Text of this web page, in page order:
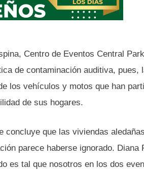
Centro de Eventos Central
de contaminación auditiva, pues,
los vehículos y motos que han
de sus hogares.
concluye que las viviendas
parece haberse ignorado. Diana
es tal que nosotros en los dos